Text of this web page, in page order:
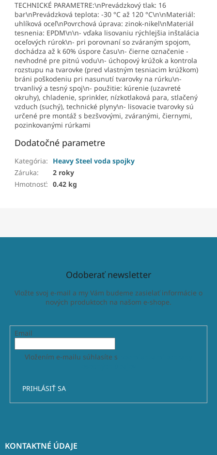
TECHNICKÉ PARAMETRE:\nPrevádzkový tlak: 16
bar\nPrevádzková teplota: -30 °C až 120 °C\n\nMateriál:
uhlíková oceľ\nPovrchová úprava: zinok-nikel\nMateriál
tesnenia: EPDM\n\n- vďaka lisovaniu rýchlejšia inštalácia
oceľových rúrok\n- pri porovnaní so zváraným spojom,
dochádza až k 60% úspore času\n- čierne označenie -
nevhodné pre pitnú vodu\n- úchopový krúžok a kontrola
rozstupu na tvarovke (pred vlastným tesniacim krúžkom)
bráni poškodeniu pri nasunutí tvarovky na rúrku\n-
trvanlivý a tesný spoj\n- použitie: kúrenie (uzavreté
okruhy), chladenie, sprinkler, nízkotlaková para, stlačený
vzduch (suchý), technické plyny\n- lisovacie tvarovky sú
určené pre montáž s bezšvovými, zváranými, čiernymi,
pozinkovanými rúrkami
Dodatočné parametre
Kategória:
Heavy Steel voda spojky
Záruka:
2 roky
Hmotnosť: 0.42 kg
Odoberať newsletter
Vložte svoj e-mail a my Vám budeme zasielať informácie o
nových produktoch na našom e-shope.
Email
Vložením e-mailu súhlasíte s
PRIHLÁSIŤ SA
KONTAKTNÉ ÚDAJE